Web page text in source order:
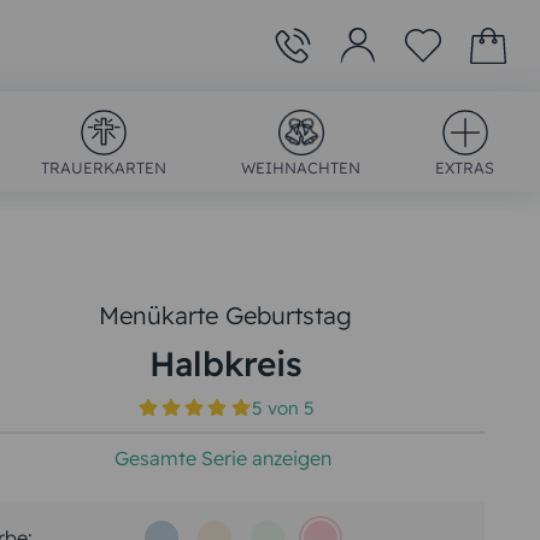
TRAUERKARTEN WEIHNACHTEN EXTRAS
Menükarte Geburtstag
Halbkreis
5 von5
Gesamte Serie anzeigen